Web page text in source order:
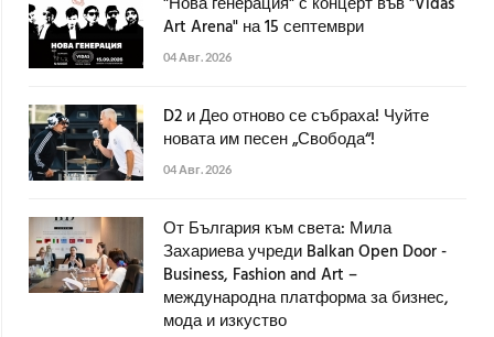
Art Arena" на 15 септември
04 Авг. 2026
D2 и Део отново се събраха! Чуйте
новата им песен „Свобода“!
04 Авг. 2026
От България към света: Мила
Захариева учреди Balkan Open Door -
Business, Fashion and Art –
международна платформа за бизнес,
мода и изкуство